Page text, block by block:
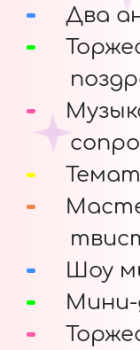
Два
Шоу
Мини-